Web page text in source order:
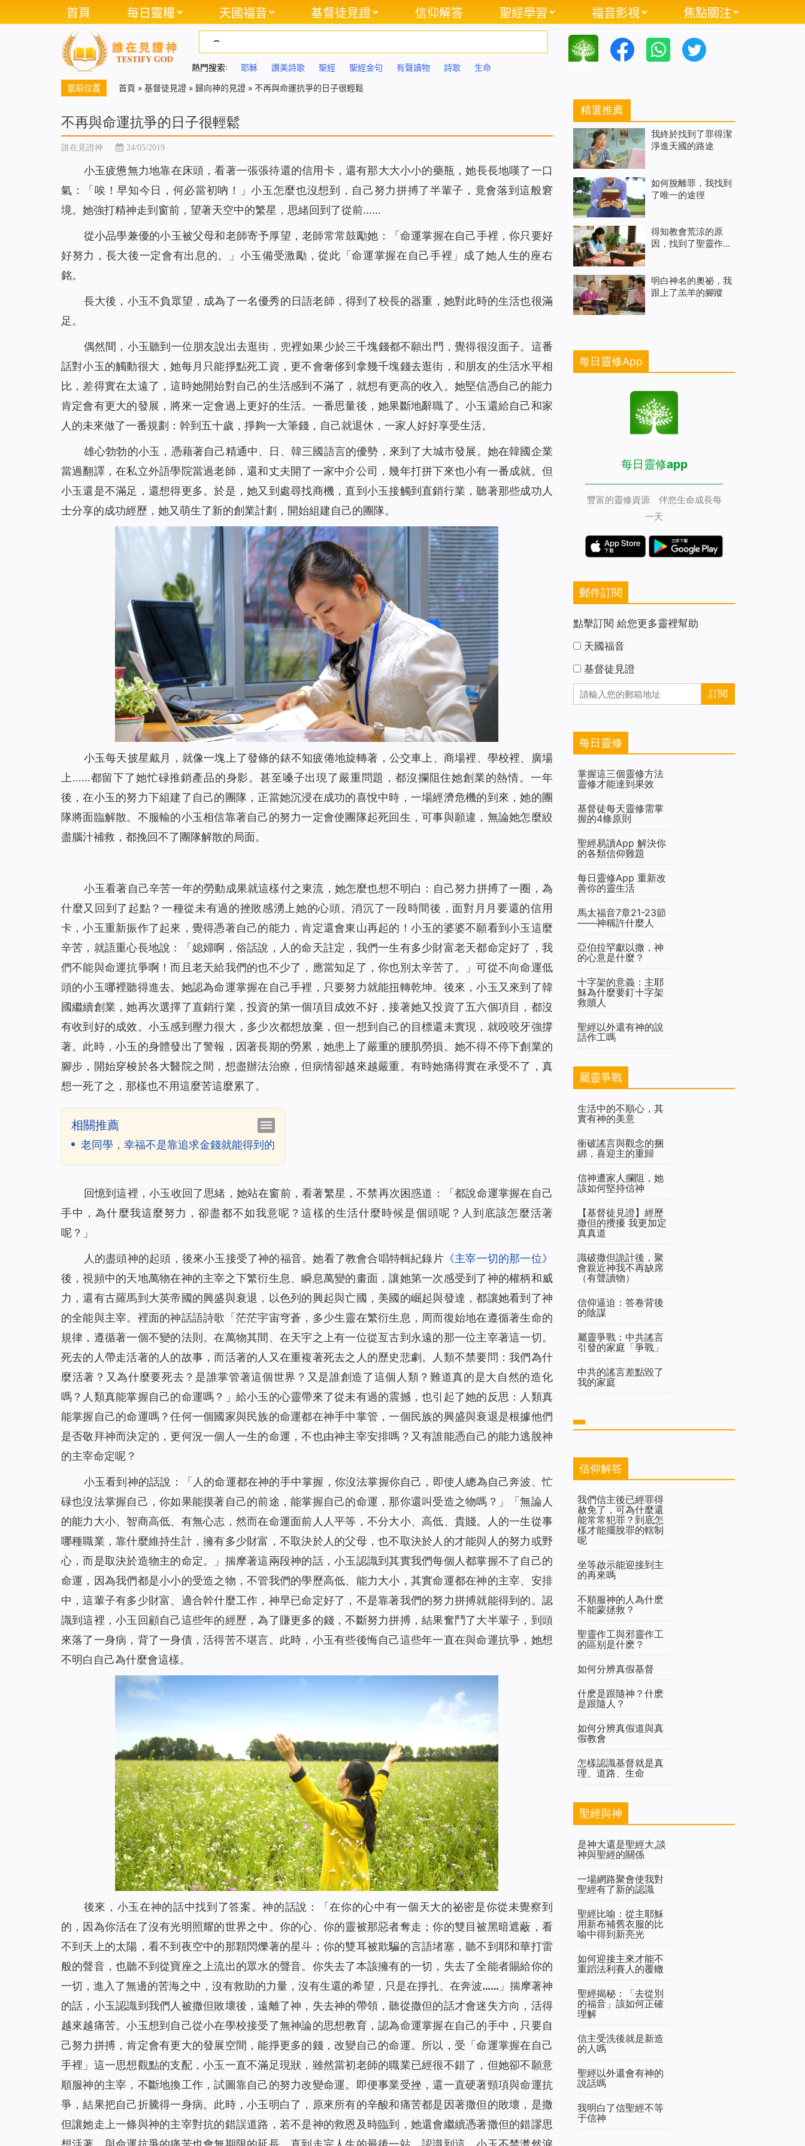
首頁 每日靈糧 天國福音 基督徒見證 信仰解答 聖經學習 福音影視 焦點關注
熱門搜索: 耶穌 讚美詩歌 聖經 聖經金句 有聲讀物 詩歌 生命
當前位置 首頁 » 基督徒見證 » 歸向神的見證 » 不再與命運抗爭的日子很輕鬆
不再與命運抗爭的日子很輕鬆
誰在見證神 24/05/2019
小玉疲憊無力地靠在床頭，看著一張張待還的信用卡，還有那大大小小的藥瓶，她長長地嘆了一口
氣：「唉！早知今日，何必當初吶！」小玉怎麼也沒想到，自己努力拼搏了半輩子，竟會落到這般窘
境。她強打精神走到窗前，望著天空中的繁星，思緒回到了從前……
從小品學兼優的小玉被父母和老師寄予厚望，老師常常鼓勵她：「命運掌握在自己手裡，你只要好
好努力，長大後一定會有出息的。」小玉備受激勵，從此「命運掌握在自己手裡」成了她人生的座右
銘。
長大後，小玉不負眾望，成為了一名優秀的日語老師，得到了校長的器重，她對此時的生活也很滿
足。
偶然間，小玉聽到一位朋友說出去逛街，兜裡如果少於三千塊錢都不願出門，覺得很沒面子。這番
話對小玉的觸動很大，她每月只能掙點死工資，更不會奢侈到拿幾千塊錢去逛街，和朋友的生活水平相
比，差得實在太遠了，這時她開始對自己的生活感到不滿了，就想有更高的收入。她堅信憑自己的能力
肯定會有更大的發展，將來一定會過上更好的生活。一番思量後，她果斷地辭職了。小玉還給自己和家
人的未來做了一番規劃：幹到五十歲，掙夠一大筆錢，自己就退休，一家人好好享受生活。
雄心勃勃的小玉，憑藉著自己精通中、日、韓三國語言的優勢，來到了大城市發展。她在韓國企業
當過翻譯，在私立外語學院當過老師，還和丈夫開了一家中介公司，幾年打拼下來也小有一番成就。但
小玉還是不滿足，還想得更多。於是，她又到處尋找商機，直到小玉接觸到直銷行業，聽著那些成功人
士分享的成功經歷，她又萌生了新的創業計劃，開始組建自己的團隊。
小玉每天披星戴月，就像一塊上了發條的錶不知疲倦地旋轉著，公交車上、商場裡、學校裡、廣場
上……都留下了她忙碌推銷產品的身影。甚至嗓子出現了嚴重問題，都沒攔阻住她創業的熱情。一年
後，在小玉的努力下組建了自己的團隊，正當她沉浸在成功的喜悅中時，一場經濟危機的到來，她的團
隊將面臨解散。不服輸的小玉相信靠著自己的努力一定會使團隊起死回生，可事與願違，無論她怎麼絞
盡腦汁補救，都挽回不了團隊解散的局面。
小玉看著自己辛苦一年的勞動成果就這樣付之東流，她怎麼也想不明白：自己努力拼搏了一圈，為
什麼又回到了起點？一種從未有過的挫敗感湧上她的心頭。消沉了一段時間後，面對月月要還的信用
卡，小玉重新振作了起來，覺得憑著自己的能力，肯定還會東山再起的！小玉的婆婆不願看到小玉這麼
辛苦，就語重心長地說：「媳婦啊，俗話說，人的命天註定，我們一生有多少財富老天都命定好了，我
們不能與命運抗爭啊！而且老天給我們的也不少了，應當知足了，你也別太辛苦了。」可從不向命運低
頭的小玉哪裡聽得進去。 她認為命運掌握在自己手裡，只要努力就能扭轉乾坤。後來，小玉又來到了韓
國繼續創業，她再次選擇了直銷行業，投資的第一個項目成效不好，接著她又投資了五六個項目，都沒
有收到好的成效。小玉感到壓力很大，多少次都想放棄，但一想到自己的目標還未實現，就咬咬牙強撐
著。此時，小玉的身體發出了警報，因著長期的勞累，她患上了嚴重的腰肌勞損。她不得不停下創業的
腳步，開始穿梭於各大醫院之間，想盡辦法治療，但病情卻越來越嚴重。有時她痛得實在承受不了，真
想一死了之，那樣也不用這麼苦這麼累了。
相關推薦
老同學，幸福不是靠追求金錢就能得到的
回憶到這裡，小玉收回了思緒，她站在窗前，看著繁星，不禁再次困惑道：「都說命運掌握在自己
手中，為什麼我這麼努力，卻盡都不如我意呢？這樣的生活什麼時候是個頭呢？人到底該怎麼活著
呢？」
人的盡頭神的起頭，後來小玉接受了神的福音。她看了教會合唱特輯紀錄片《主宰一切的那一位》
後，視頻中的天地萬物在神的主宰之下繁衍生息、瞬息萬變的畫面，讓她第一次感受到了神的權柄和威
力，還有古羅馬到大英帝國的興盛與衰退，以色列的興起與亡國，美國的崛起與發達，都讓她看到了神
的全能與主宰。裡面的神話語詩歌「 茫茫宇宙穹蒼，多少生靈在繁衍生息，周而復始地在遵循著生命的
規律，遵循著一個不變的法則。在萬物其間、在天宇之上有一位從亙古到永遠的那一位主宰著這一切。
死去的人帶走活著的人的故事，而活著的人又在重複著死去之人的歷史悲劇。人類不禁要問：我們為什
麼活著？又為什麼要死去？是誰掌管著這個世界？又是誰創造了這個人類？難道真的是大自然的造化
嗎？人類真能掌握自己的命運嗎？ 」給小玉的心靈帶來了從未有過的震撼，也引起了她的反思：人類真
能掌握自己的命運嗎？任何一個國家與民族的命運都在神手中掌管，一個民族的興盛與衰退是根據他們
是否敬拜神而決定的，更何況一個人一生的命運，不也由神主宰安排嗎？又有誰能憑自己的能力逃脫神
的主宰命定呢？
小玉看到神的話說：「 人的命運都在神的手中掌握，你沒法掌握你自己，即使人總為自己奔波、忙
碌也沒法掌握自己，你如果能摸著自己的前途，能掌握自己的命運，那你還叫受造之物嗎？ 」「無論人
的能力大小、智商高低、有無心志，然而在命運面前人人平等，不分大小、高低、貴賤。人的一生從事
哪種職業，靠什麼維持生計，擁有多少財富，不取決於人的父母，也不取決於人的才能與人的努力或野
心，而是取決於造物主的命定。
」揣摩著這兩段神的話，小玉認識到其實我們每個人都掌握不了自己的
命運，因為我們都是小小的受造之物，不管我們的學歷高低、能力大小，其實命運都在神的主宰、安排
中，這輩子有多少財富、適合幹什麼工作，神早已命定好了，不是靠著我們的努力拼搏就能得到的。認
識到這裡，小玉回顧自己這些年的經歷，為了賺更多的錢，不斷努力拼搏，結果奮鬥了大半輩子，到頭
來落了一身病，背了一身債，活得苦不堪言。此時，小玉有些後悔自己這些年一直在與命運抗爭，她想
不明白自己為什麼會這樣。
後來，小玉在神的話中找到了答案。神的話說：「在你的心中有一個天大的祕密是你從未覺察到
的，因為你活在了沒有光明照耀的世界之中。你的心、你的靈被那惡者奪走；你的雙目被黑暗遮蔽，看
不到天上的太陽，看不到夜空中的那顆閃爍著的星斗；你的雙耳被欺騙的言語堵塞，聽不到耶和華打雷
般的聲音，也聽不到從寶座之上流出的眾水的聲音。你失去了本該擁有的一切，失去了全能者賜給你的
一切，進入了無邊的苦海之中，沒有救助的力量，沒有生還的希望，只是在掙扎、在奔波……」揣摩著神
的話，小玉認識到我們人被撒但敗壞後，遠離了神，失去神的帶領，聽從撒但的話才會迷失方向，活得
越來越痛苦。小玉想到自己從小在學校接受了無神論的思想教育，認為命運掌握在自己的手中，只要自
己努力拼搏，肯定會有更大的發展空間，能掙更多的錢，改變自己的命運。所以，受「命運掌握在自己
手裡」這一思想觀點的支配，小玉一直不滿足現狀，雖然當初老師的職業已經很不錯了，但她卻不願意
順服神的主宰，不斷地換工作，試圖靠自己的努力改變命運。即便事業受挫，還一直硬著頸項與命運抗
爭，結果把自己折騰得一身病。此時，小玉明白了，原來所有的辛酸和痛苦都是因著撒但的敗壞，是撒
但讓她走上一條與神的主宰對抗的錯誤道路，若不是神的救恩及時臨到，她還會繼續憑著撒但的錯謬思
精選推薦
我終於找到了罪得潔
淨進天國的路途
如何脫離罪，我找到
了唯一的途徑
得知教會荒涼的原
因，找到了聖靈作工
明白神名的奧祕，我
跟上了羔羊的腳蹤
每日靈修App
每日靈修app
豐富的靈修資源 伴您生命成長每
一天
郵件訂閱
點擊訂閱 給您更多靈裡幫助
天國福音
基督徒見證
每日靈修
掌握這三個靈修方法
靈修才能達到果效
基督徒每天靈修需掌
握的4條原則
聖經易讀App 解決你
的各類信仰難題
每日靈修App 重新改
善你的靈生活
馬太福音7章21-23節
——神稱許什麼人
亞伯拉罕獻以撒，神
的心意是什麼？
十字架的意義：主耶
穌為什麼要釘十字架
救贖人
聖經以外還有神的說
話作工嗎
屬靈爭戰
生活中的不順心，其
實有神的美意
衝破謠言與觀念的捆
綁，喜迎主的重歸
信神遭家人攔阻，她
該如何堅持信神
【基督徒見證】經歷
撒但的攪擾 我更加定
真真道
識破撒但詭計後，聚
會親近神我不再缺席
（有聲讀物）
信仰逼迫：答卷背後
的陰謀
屬靈爭戰：中共謠言
引發的家庭「爭戰」
中共的謠言差點毀了
我的家庭
信仰解答
我們信主後已經罪得
赦免了，可為什麼還
能常常犯罪？到底怎
樣才能擺脫罪的轄制
呢
坐等啟示能迎接到主
的再來嗎
不順服神的人為什麽
不能蒙拯救？
聖靈作工與邪靈作工
的區别是什麽？
如何分辨真假基督
什麽是跟隨神？什麽
是跟隨人？
如何分辨真假道與真
假教會
怎樣認識基督就是真
理、道路、生命
聖經與神
是神大還是聖經大,談
神與聖經的關係
一場網路聚會使我對
聖經有了新的認識
聖經比喻：從主耶穌
用新布補舊衣服的比
喻中得到新亮光
如何迎接主來才能不
重蹈法利賽人的覆轍
聖經揭秘：「去從別
的福音」該如何正確
理解
信主受洗後就是新造
的人嗎
聖經以外還會有神的
說話嗎
我明白了信聖經不等
于信神